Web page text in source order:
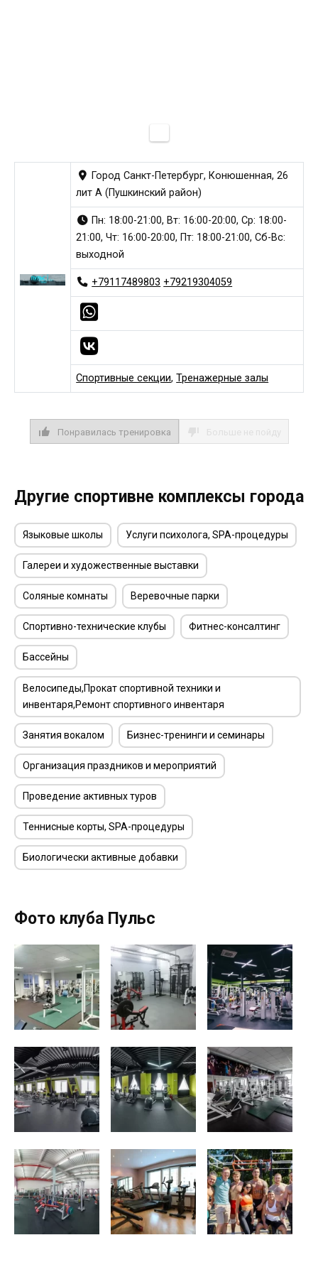
Город Санкт-Петербург, Конюшенная, 26
лит А (Пушкинский район)
Пн: 18:00-21:00, Вт: 16:00-20:00, Ср: 18:00-
21:00, Чт: 16:00-20:00, Пт: 18:00-21:00, Сб-Вс:
выходной
+79117489803 +79219304059
Спортивные секции,Тренажерные залы
Понравилась тренировка
Другие спортивне комплексы города
Языковые школы Услуги психолога, SPA-процедуры
Галереи и художественные выставки
Соляные комнаты Веревочные парки
Спортивно-технические клубы Фитнес-консалтинг
Бассейны
Велосипеды,Прокат спортивной техники и
инвентаря,Ремонт спортивного инвентаря
Занятия вокалом Бизнес-тренинги и семинары
Организация праздников и мероприятий
Проведение активных туров
Теннисные корты, SPA-процедуры
Биологически активные добавки
Фото клуба Пульс